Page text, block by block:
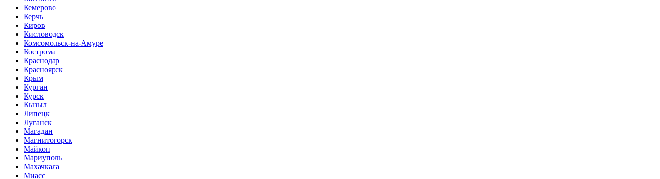
Кемерово
Керчь
Киров
Кисловодск
Комсомольск-на-Амуре
Кострома
Краснодар
Красноярск
Крым
Курган
Курск
Кызыл
Липецк
Луганск
Магадан
Магнитогорск
Майкоп
Мариуполь
Махачкала
Миасс